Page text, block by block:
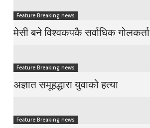
Feature Breaking news
मेसी बने विश्वकपकै सर्वाधिक गोलकर्ता
Feature Breaking news
अज्ञात समूहद्धारा युवाको हत्या
Feature Breaking news